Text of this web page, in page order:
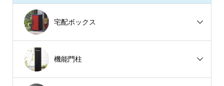
宅配ボックス
機能門柱